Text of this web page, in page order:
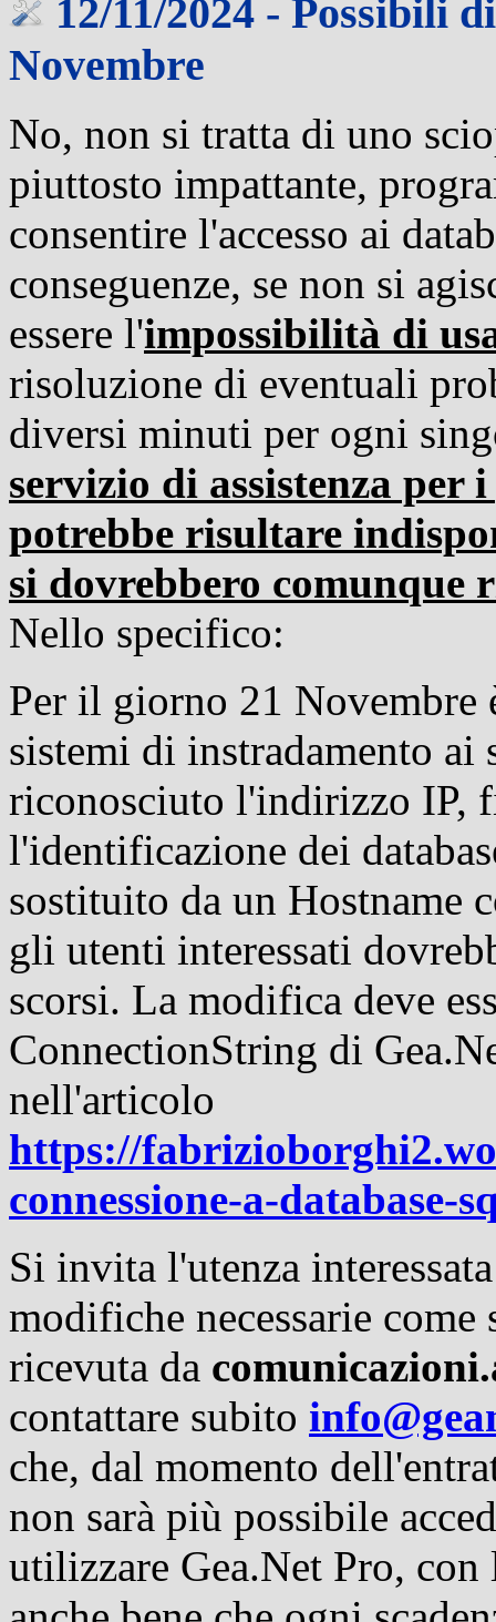
12/11/2024 - Possibili
Novembre
No, non si tratta di uno
piuttosto impattante,
consentire l'accesso ai
conseguenze, se non si
essere l'impossibilità di
risoluzione di eventuali
diversi minuti per ogni
servizio di assistenza per
potrebbe risultare
si dovrebbero comunque
Nello specifico:
Per il giorno 21 Novembre
sistemi di instradamento
riconosciuto l'indirizzo IP,
l'identificazione dei
sostituito da un Hostname
gli utenti interessati
scorsi. La modifica deve
ConnectionString di
nell'articolo
https://
connessione-a-database-
Si invita l'utenza
modifiche necessarie
ricevuta da
contattare subito
che, dal momento
non sarà più possibile
utilizzare Gea.Net Pro,